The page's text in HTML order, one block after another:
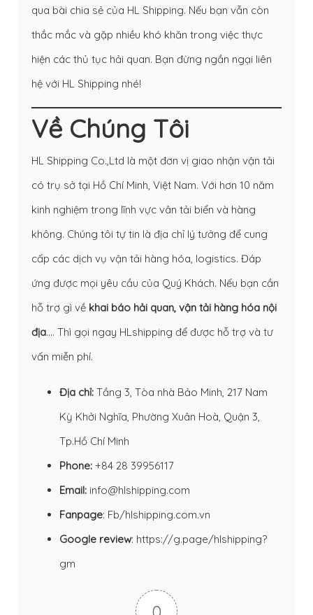
qua bài chia sẻ của HL Shipping. Nếu bạn vẫn còn
thắc mắc và gặp nhiều khó khăn trong việc thực
hiện các thủ tục hải quan. Bạn đừng ngần ngại liên
hệ với HL Shipping nhé!
Về Chúng Tôi
HL Shipping Co.,Ltd là một đơn vị giao nhận vận tải
có trụ sở tại Hồ Chí Minh, Việt Nam. Với hơn 10 năm
kinh nghiệm trong lĩnh vực vân tải biển và hàng
không. Chúng tôi tự tin là địa chỉ lý tưởng để cung
cấp các dịch vụ vận tải hàng hóa, logistics. Đáp
ứng được mọi yêu cầu của Quý Khách. Nếu bạn cần
hỗ trợ gì về khai báo hải quan, vận tải hàng hóa nội
địa…. Thì gọi ngay HLshipping để được hỗ trợ và tư
vấn miễn phí.
Địa chỉ: Tầng 3, Tòa nhà Bảo Minh, 217 Nam
Kỳ Khởi Nghĩa, Phường Xuân Hoà, Quận 3,
Tp.Hồ Chí Minh
Phone: +84 28 39956117
Email: info@hlshipping.com
Fanpage: Fb/hlshipping.com.vn
Google review: https://g.page/hlshipping?
gm